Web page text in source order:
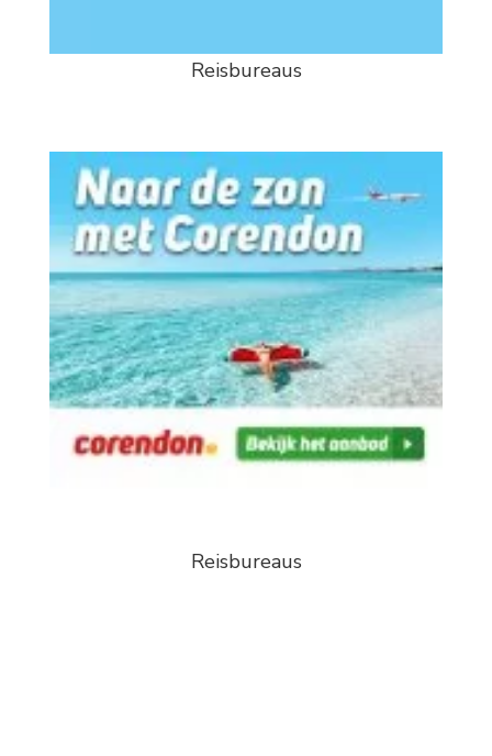
Reisbureaus
Reisbureaus